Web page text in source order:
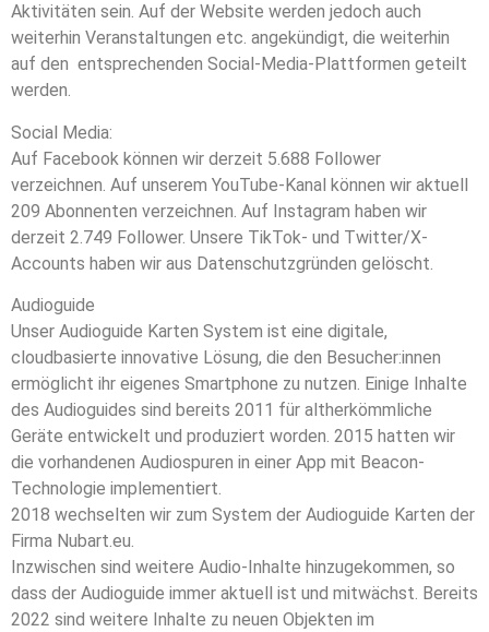
Aktivitäten sein. Auf der Website werden jedoch auch
weiterhin Veranstaltungen etc. angekündigt, die weiterhin
auf den entsprechenden Social-Media-Plattformen geteilt
werden.
Social Media:
Auf Facebook können wir derzeit 5.688 Follower
verzeichnen. Auf unserem YouTube-Kanal können wir aktuell
209 Abonnenten verzeichnen. Auf Instagram haben wir
derzeit 2.749 Follower. Unsere TikTok- und Twitter/X-
Accounts haben wir aus Datenschutzgründen gelöscht.
Audioguide
Unser Audioguide Karten System ist eine digitale,
cloudbasierte innovative Lösung, die den Besucher:innen
ermöglicht ihr eigenes Smartphone zu nutzen. Einige Inhalte
des Audioguides sind bereits 2011 für altherkömmliche
Geräte entwickelt und produziert worden. 2015 hatten wir
die vorhandenen Audiospuren in einer App mit Beacon-
Technologie implementiert.
2018 wechselten wir zum System der Audioguide Karten der
Firma Nubart.eu.
Inzwischen sind weitere Audio-Inhalte hinzugekommen, so
dass der Audioguide immer aktuell ist und mitwächst. Bereits
2022 sind weitere Inhalte zu neuen Objekten im